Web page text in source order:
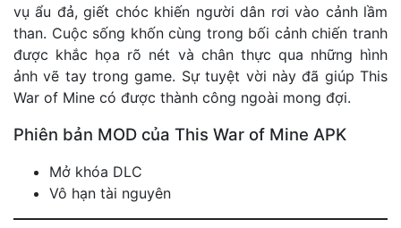
vụ ẩu đả, giết chóc khiến người dân rơi vào cảnh lầm
than. Cuộc sống khốn cùng trong bối cảnh chiến tranh
được khắc họa rõ nét và chân thực qua những hình
ảnh vẽ tay trong game. Sự tuyệt vời này đã giúp This
War of Mine có được thành công ngoài mong đợi.
Phiên bản MOD của This War of Mine APK
Mở khóa DLC
Vô hạn tài nguyên